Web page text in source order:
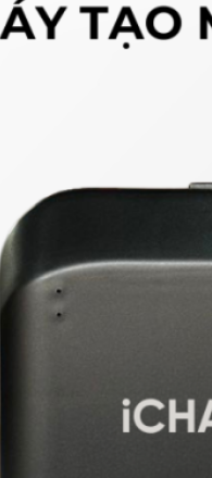
trong giỏ hàng.